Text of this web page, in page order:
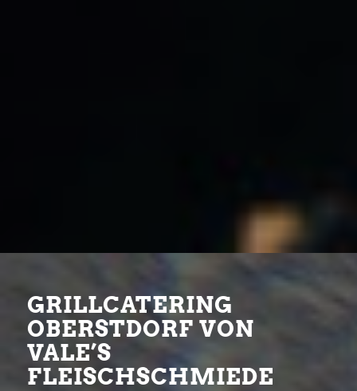
GRILLCATERING
OBERSTDORF VON
VALE’S
FLEISCHSCHMIEDE